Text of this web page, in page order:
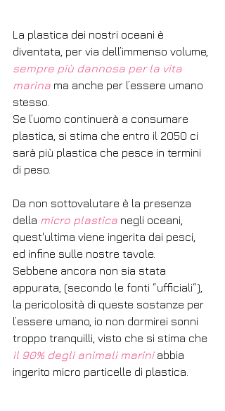
La plastica dei nostri oceani è
diventata, per via dell’immenso volume,
sempre più dannosa per la vita
marina ma anche per l’essere umano
stesso.
Se l’uomo continuerà a consumare
plastica, si stima che entro il 2050 ci
sarà più plastica che pesce in termini
di peso.
Da non sottovalutare è la presenza
della micro plastica negli oceani,
quest'ultima viene ingerita dai pesci,
ed infine sulle nostre tavole.
Sebbene ancora non sia stata
appurata, (secondo le fonti “ufficiali“),
la pericolosità di queste sostanze per
l’essere umano, io non dormirei sonni
troppo tranquilli, visto che si stima che
il 90% degli animali marini abbia
ingerito micro particelle di plastica.